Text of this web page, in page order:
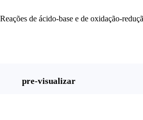
de ácido-base e de oxidação-
pre-visualizar